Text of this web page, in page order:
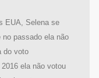
EUA, Selena se
no passado ela não
do voto
ela não votou